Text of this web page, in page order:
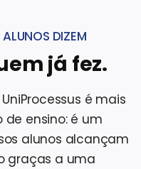
DIZEM
já fez.
é mais
ensino: é um
alunos alcançam
graças a uma